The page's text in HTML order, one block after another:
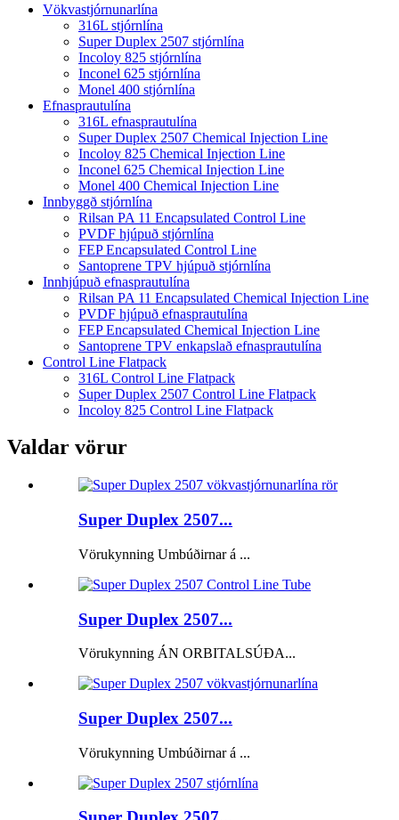
Vökvastjórnunarlína
316L stjórnlína
Super Duplex 2507 stjórnlína
Incoloy 825 stjórnlína
Inconel 625 stjórnlína
Monel 400 stjórnlína
Efnasprautulína
316L efnasprautulína
Super Duplex 2507 Chemical Injection Line
Incoloy 825 Chemical Injection Line
Inconel 625 Chemical Injection Line
Monel 400 Chemical Injection Line
Innbyggð stjórnlína
Rilsan PA 11 Encapsulated Control Line
PVDF hjúpuð stjórnlína
FEP Encapsulated Control Line
Santoprene TPV hjúpuð stjórnlína
Innhjúpuð efnasprautulína
Rilsan PA 11 Encapsulated Chemical Injection Line
PVDF hjúpuð efnasprautulína
FEP Encapsulated Chemical Injection Line
Santoprene TPV enkapslað efnasprautulína
Control Line Flatpack
316L Control Line Flatpack
Super Duplex 2507 Control Line Flatpack
Incoloy 825 Control Line Flatpack
Valdar vörur
Super Duplex 2507...
Vörukynning Umbúðirnar á ...
Super Duplex 2507...
Vörukynning ÁN ORBITALSÚÐA...
Super Duplex 2507...
Vörukynning Umbúðirnar á ...